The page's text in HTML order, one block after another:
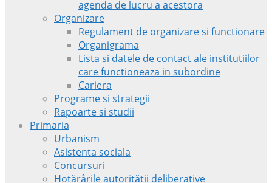
agenda de lucru a acestora
Organizare
Regulament de organizare si functionare
Organigrama
Lista si datele de contact ale institutiilor
care functioneaza in subordine
Cariera
Programe si strategii
Rapoarte si studii
Primaria
Urbanism
Asistenta sociala
Concursuri
Hotărârile autorității deliberative